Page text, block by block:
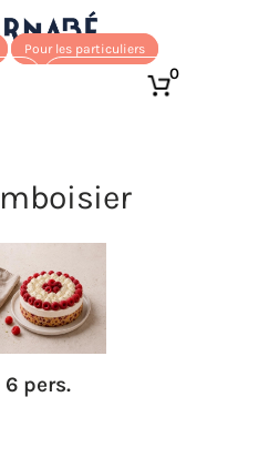
Pour les particuliers
0
pers.